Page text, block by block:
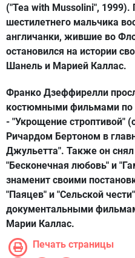
("Tea with Mussolini",
шестилетнего мальчика
англичанки, жившие во
остановился на истории
Шанель и Марией Каллас.
Франко Дзеффирелли
костюмными фильмами по
- "Укрощение строптивой"
Ричардом Бертоном в
Джульетта". Также он
"Бесконечная любовь" и
знаменит своими
"Паяцев" и "Сельской
документальными
Марии Каллас.
Печать страницы